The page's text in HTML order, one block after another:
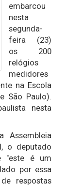
embarcou
nesta
segunda-
feira (23)
os 200
relógios
medidores
na Escola
São Paulo).
nesta
Assembleia
o deputado
"este é um
por essa
respostas